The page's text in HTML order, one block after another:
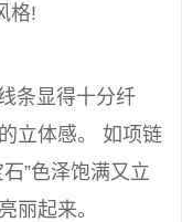
格!
条显得十分纤
立体感。 如项链
”色泽饱满又立
丽起来。